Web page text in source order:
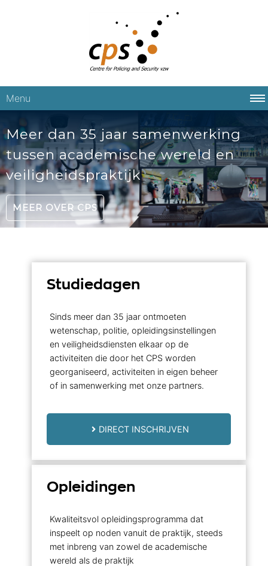
Menu
Meer dan 35 jaar samenwerking
tussen academische wereld en
veiligheidspraktijk
MEER OVER CPS
Studiedagen
Sinds meer dan 35 jaar ontmoeten
wetenschap, politie, opleidingsinstellingen
en veiligheidsdiensten elkaar op de
activiteiten die door het CPS worden
georganiseerd, activiteiten in eigen beheer
of in samenwerking met onze partners.
DIRECT INSCHRIJVEN
Opleidingen
Kwaliteitsvol opleidingsprogramma dat
inspeelt op noden vanuit de praktijk, steeds
met inbreng van zowel de academische
wereld als de praktijk